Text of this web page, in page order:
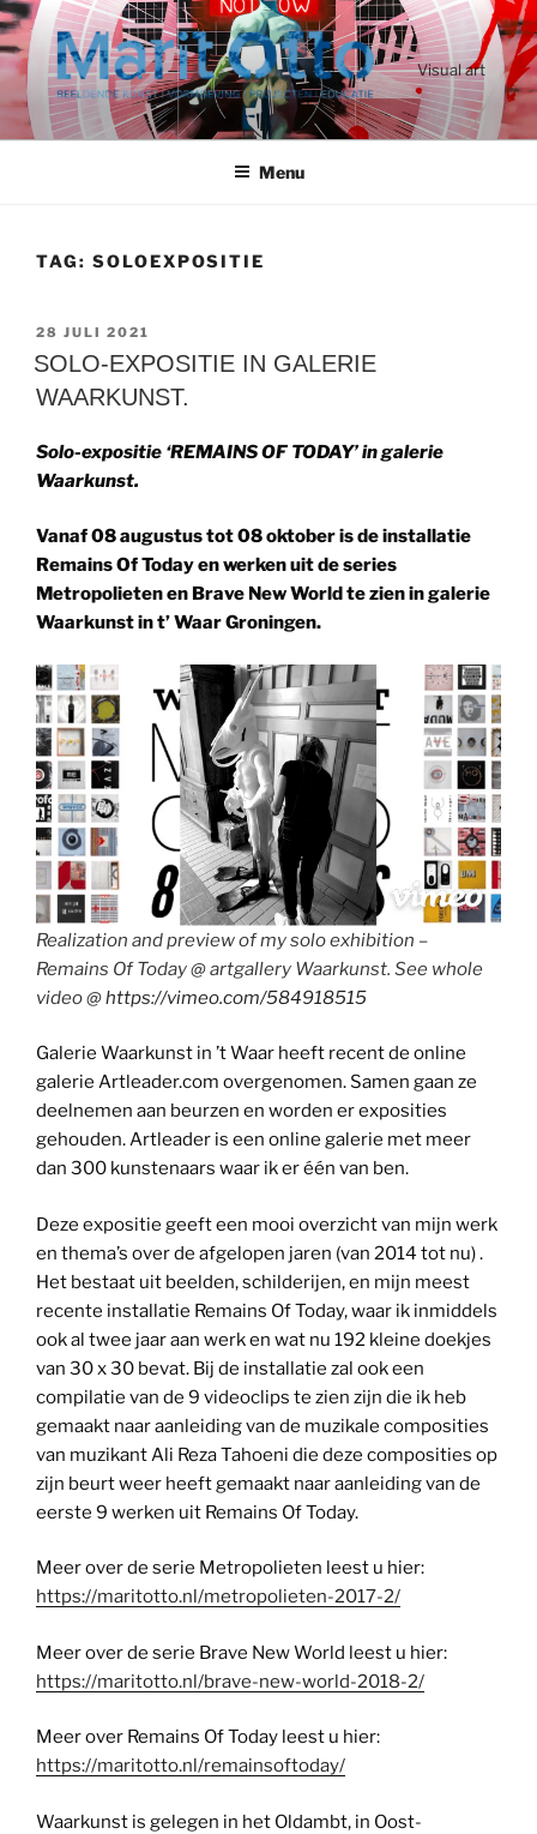
Ga
naar
de
inhoud
Visual art
Menu
TAG: SOLOEXPOSITIE
GEPLAATST
OP
28 JULI 2021
SOLO-EXPOSITIE IN GALERIE
WAARKUNST.
Solo-expositie ‘REMAINS OF TODAY’ in galerie
Waarkunst.
Vanaf 08 augustus tot 08 oktober is de installatie
Remains Of Today en werken uit de series
Metropolieten en Brave New World te zien in galerie
Waarkunst in t’ Waar Groningen.
Realization and preview of my solo exhibition –
Remains Of Today @ artgallery Waarkunst. See whole
video @https://vimeo.com/584918515
Galerie Waarkunst in ’t Waar heeft recent de online
galerie Artleader.com overgenomen. Samen gaan ze
deelnemen aan beurzen en worden er exposities
gehouden. Artleader is een online galerie met meer
dan 300 kunstenaars waar ik er één van ben.
Deze expositie geeft een mooi overzicht van mijn werk
en thema’s over de afgelopen jaren (van 2014 tot nu) .
Het bestaat uit beelden, schilderijen, en mijn meest
recente installatie Remains Of Today, waar ik inmiddels
ook al twee jaar aan werk en wat nu 192 kleine doekjes
van 30 x 30 bevat. Bij de installatie zal ook een
compilatie van de 9 videoclips te zien zijn die ik heb
gemaakt naar aanleiding van de muzikale composities
van muzikant Ali Reza Tahoeni die deze composities op
zijn beurt weer heeft gemaakt naar aanleiding van de
eerste 9 werken uit Remains Of Today.
Meer over de serie Metropolieten leest u hier:
https://maritotto.nl/metropolieten-2017-2/
Meer over de serie Brave New World leest u hier:
https://maritotto.nl/brave-new-world-2018-2/
Meer over Remains Of Today leest u hier:
https://maritotto.nl/remainsoftoday/
Waarkunst is gelegen in het Oldambt, in Oost-